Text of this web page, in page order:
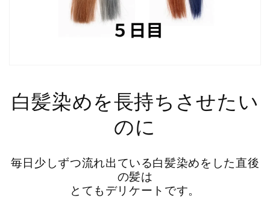
白髪染めを長持ちさせたい
のに
毎日少しずつ流れ出ている白髪染めをした直後
の髪は
とてもデリケートです。